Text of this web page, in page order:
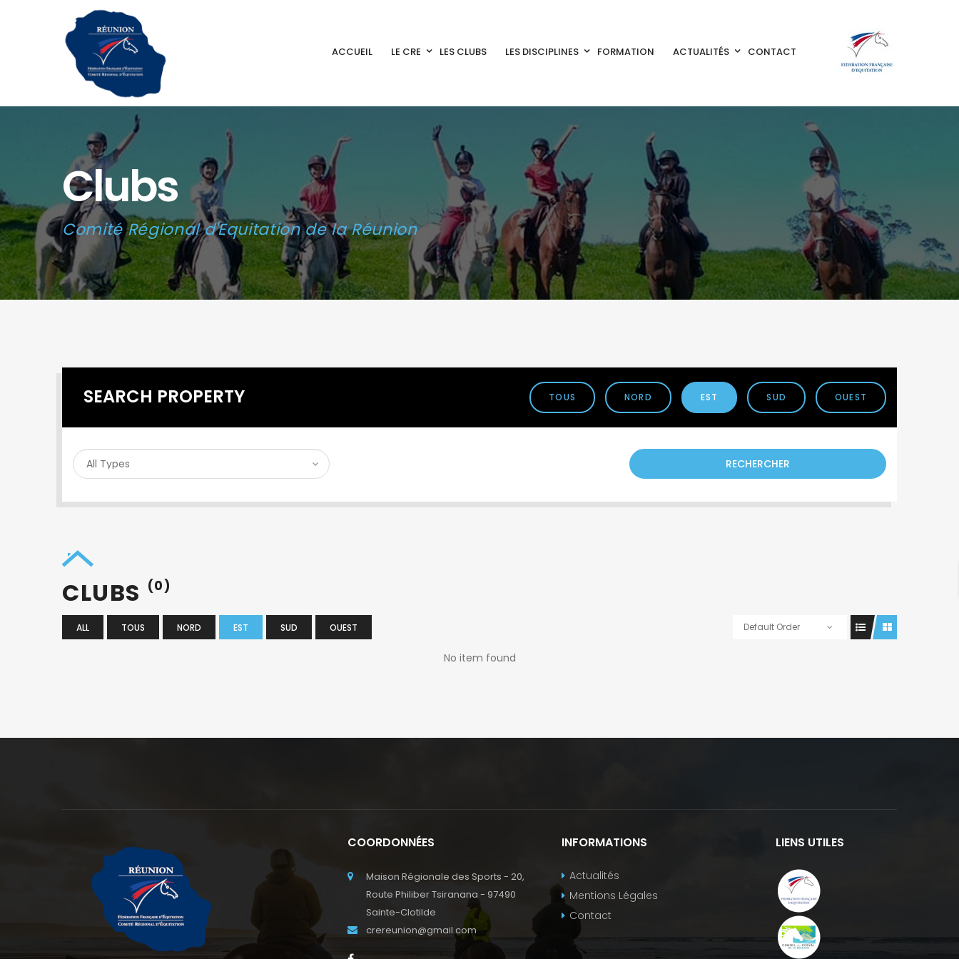
ACCUEIL LE CRE LES CLUBS LES DISCIPLINES FORMATION ACTUALITÉS CONTACT
Clubs
Comité Régional d'Equitation de la Réunion
SEARCH PROPERTY TOUS NORD EST SUD OUEST
RECHERCHER
CLUBS (0)
ALL TOUS NORD EST SUD OUEST Default Order
No item found
COORDONNÉES
Maison Régionale des Sports - 20,
Route Philiber Tsiranana - 97490
Sainte-Clotilde
crereunion@gmail.com
INFORMATIONS
Actualités
Mentions Légales
Contact
LIENS UTILES